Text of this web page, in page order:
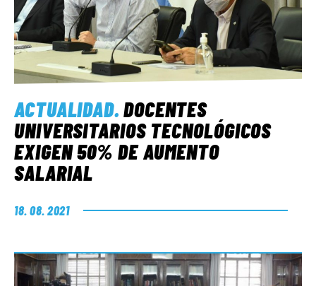
ACTUALIDAD.DOCENTES
UNIVERSITARIOS TECNOLÓGICOS
EXIGEN 50% DE AUMENTO
SALARIAL
18. 08. 2021